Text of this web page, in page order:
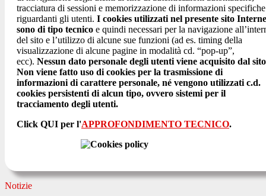
tracciatura di sessioni e memorizzazione di informazioni specifiche
riguardanti gli utenti. I cookies utilizzati nel presente sito
sono di tipo tecnico e quindi necessari per la navigazione
del sito e l’utilizzo di alcune sue funzioni (ad es. timing della
visualizzazione di alcune pagine in modalità cd. “pop-up”,
ecc). Nessun dato personale degli utenti viene acquisito dal
Non viene fatto uso di cookies per la trasmissione di
informazioni di carattere personale, né vengono utilizzati c.d.
cookies persistenti di alcun tipo, ovvero sistemi per il
tracciamento degli utenti.
Click QUI per l'APPROFONDIMENTO TECNICO.
Notizie